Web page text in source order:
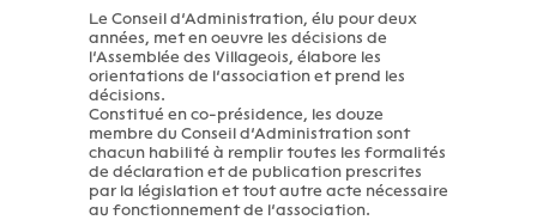
Le Conseil d’Administration, élu pour deux
années, met en oeuvre les décisions de
l’Assemblée des Villageois, élabore les
orientations de l’association et prend les
décisions.
Constitué en co-présidence, les douze
membre du Conseil d’Administration sont
chacun habilité à remplir toutes les formalités
de déclaration et de publication prescrites
par la législation et tout autre acte nécessaire
au fonctionnement de l’association.